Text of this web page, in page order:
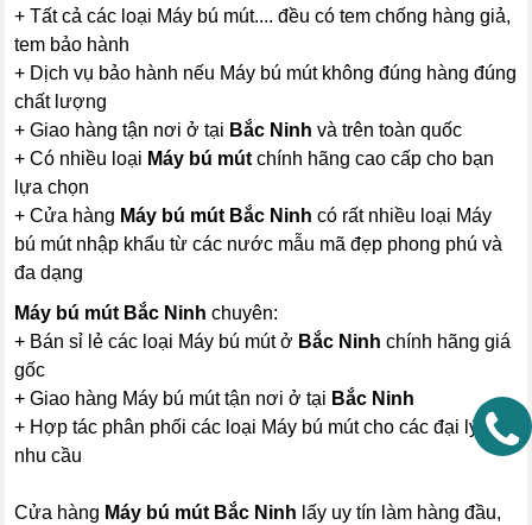
+ Tất cả các loại Máy bú mút.... đều có tem chống hàng giả,
tem bảo hành
+ Dịch vụ bảo hành nếu Máy bú mút không đúng hàng đúng
chất lượng
+ Giao hàng tận nơi ở tại Bắc Ninh và trên toàn quốc
+ Có nhiều loại Máy bú mút chính hãng cao cấp cho bạn
lựa chọn
+ Cửa hàng Máy bú mút Bắc Ninh có rất nhiều loại Máy
bú mút nhập khẩu từ các nước mẫu mã đẹp phong phú và
đa dạng
Máy bú mút Bắc Ninhchuyên:
+ Bán sỉ lẻ các loại Máy bú mút ở Bắc Ninh chính hãng giá
gốc
+ Giao hàng Máy bú mút tận nơi ở tại Bắc Ninh
+ Hợp tác phân phối các loại Máy bú mút cho các đại lý có
nhu cầu
Cửa hàng Máy bú mút Bắc Ninh lấy uy tín làm hàng đầu,